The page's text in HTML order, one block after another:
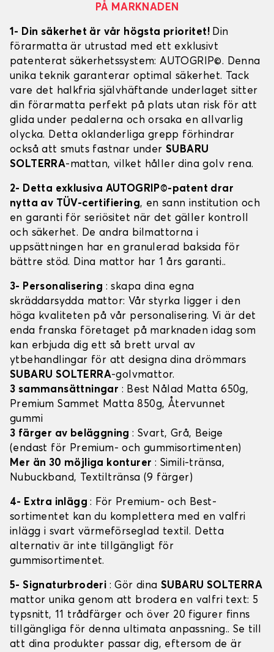
PÅ MARKNADEN
1- Din säkerhet är vår högsta prioritet! Din
förarmatta är utrustad med ett exklusivt
patenterat säkerhetssystem: AUTOGRIP©. Denna
unika teknik garanterar optimal säkerhet. Tack
vare det halkfria självhäftande underlaget sitter
din förarmatta perfekt på plats utan risk för att
glida under pedalerna och orsaka en allvarlig
olycka. Detta oklanderliga grepp förhindrar
också att smuts fastnar under SUBARU
SOLTERRA-mattan, vilket håller dina golv rena.
2- Detta exklusiva AUTOGRIP©-patent drar
nytta av TÜV-certifiering, en sann institution och
en garanti för seriösitet när det gäller kontroll
och säkerhet. De andra bilmattorna i
uppsättningen har en granulerad baksida för
bättre stöd. Dina mattor har 1 års garanti..
3- Personalisering : skapa dina egna
skräddarsydda mattor: Vår styrka ligger i den
höga kvaliteten på vår personalisering. Vi är det
enda franska företaget på marknaden idag som
kan erbjuda dig ett så brett urval av
ytbehandlingar för att designa dina drömmars
SUBARU SOLTERRA-golvmattor.
3 sammansättningar : Best Nålad Matta 650g,
Premium Sammet Matta 850g, Återvunnet
gummi
3 färger av beläggning: Svart, Grå, Beige
(endast för Premium- och gummisortimenten)
Mer än 30 möjliga konturer : Simili-tränsa,
Nubuckband, Textiltränsa (9 färger)
4- Extra inlägg: För Premium- och Best-
sortimentet kan du komplettera med en valfri
inlägg i svart värmeförseglad textil. Detta
alternativ är inte tillgängligt för
gummisortimentet.
5- Signaturbroderi : Gör dinaSUBARU SOLTERRA
mattor unika genom att brodera en valfri text: 5
typsnitt, 11 trådfärger och över 20 figurer finns
tillgängliga för denna ultimata anpassning.. Se till
att dina produkter passar dig, eftersom de är